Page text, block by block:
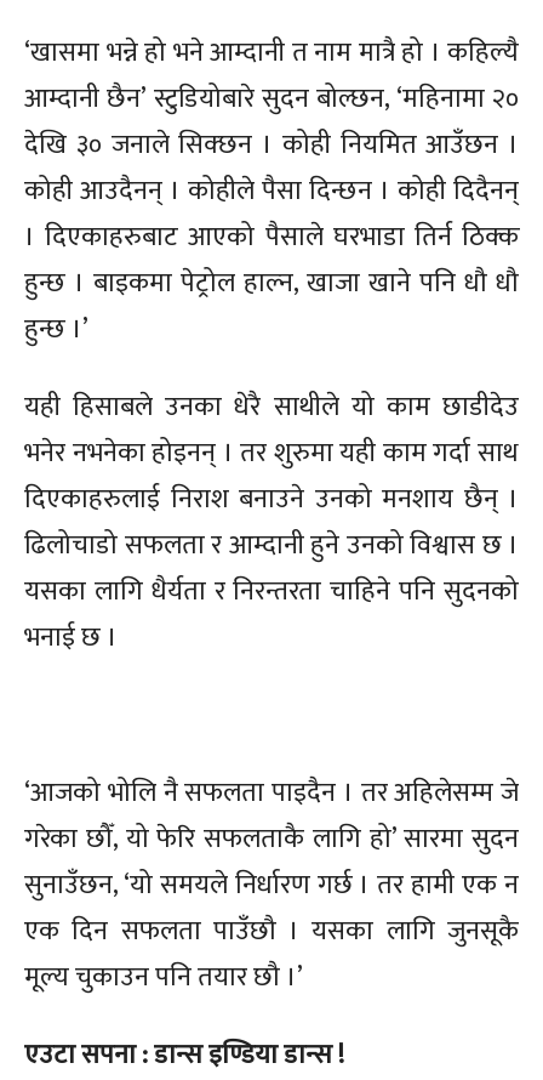
‘खासमा भन्ने हो भने आम्दानी त नाम मात्रै हो । कहिल्यै
आम्दानी छैन’ स्टुडियोबारे सुदन बोल्छन, ‘महिनामा २०
देखि ३० जनाले सिक्छन । कोही नियमित आउँछन ।
कोही आउदैनन् । कोहीले पैसा दिन्छन । कोही दिदैनन्
। दिएकाहरुबाट आएको पैसाले घरभाडा तिर्न ठिक्क
हुन्छ । बाइकमा पेट्रोल हाल्न, खाजा खाने पनि धौ धौ
हुन्छ ।’
यही हिसाबले उनका धेरै साथीले यो काम छाडीदेउ
भनेर नभनेका होइनन् । तर शुरुमा यही काम गर्दा साथ
दिएकाहरुलाई निराश बनाउने उनको मनशाय छैन् ।
ढिलोचाडो सफलता र आम्दानी हुने उनको विश्वास छ ।
यसका लागि धैर्यता र निरन्तरता चाहिने पनि सुदनको
भनाई छ ।
‘आजको भोलि नै सफलता पाइदैन । तर अहिलेसम्म जे
गरेका छौँ, यो फेरि सफलताकै लागि हो’ सारमा सुदन
सुनाउँछन, ‘यो समयले निर्धारण गर्छ । तर हामी एक न
एक दिन सफलता पाउँछौ । यसका लागि जुनसूकै
मूल्य चुकाउन पनि तयार छौ ।’
एउटा सपना : डान्स इण्डिया डान्स !